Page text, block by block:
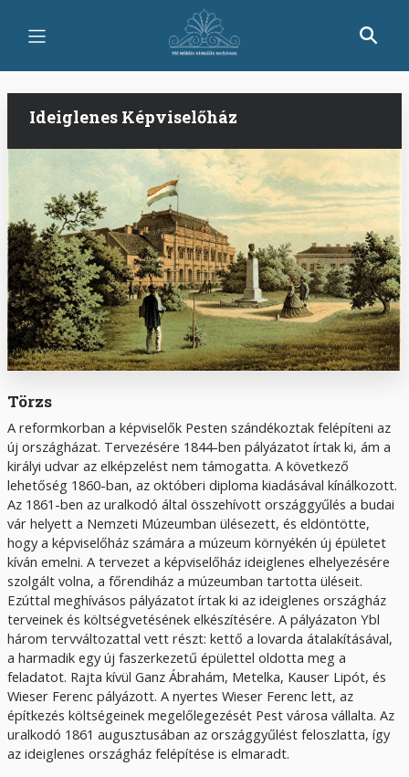
tartalomra
Ideiglenes Képviselőház
Törzs
A reformkorban a képviselők Pesten szándékoztak felépíteni az
új országházat. Tervezésére 1844-ben pályázatot írtak ki, ám a
királyi udvar az elképzelést nem támogatta. A következő
lehetőség 1860-ban, az októberi diploma kiadásával kínálkozott.
Az 1861-ben az uralkodó által összehívott országgyűlés a budai
vár helyett a Nemzeti Múzeumban ülésezett, és eldöntötte,
hogy a képviselőház számára a múzeum környékén új épületet
kíván emelni. A tervezet a képviselőház ideiglenes elhelyezésére
szolgált volna, a főrendiház a múzeumban tartotta üléseit.
Ezúttal meghívásos pályázatot írtak ki az ideiglenes országház
terveinek és költségvetésének elkészítésére. A pályázaton Ybl
három tervváltozattal vett részt: kettő a lovarda átalakításával,
a harmadik egy új faszerkezetű épülettel oldotta meg a
feladatot. Rajta kívül Ganz Ábrahám, Metelka, Kauser Lipót, és
Wieser Ferenc pályázott. A nyertes Wieser Ferenc lett, az
építkezés költségeinek megelőlegezését Pest városa vállalta. Az
uralkodó 1861 augusztusában az országgyűlést feloszlatta, így
az ideiglenes országház felépítése is elmaradt.